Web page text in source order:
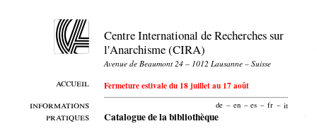
accueil
informations
pratiques
Centre International de Recherches sur
l'Anarchisme (CIRA)
Avenue de Beaumont 24 – 1012 Lausanne – Suisse
Fermeture estivale du 18 juillet au 17 août
de – en – es – fr – it
Catalogue de la bibliothèque